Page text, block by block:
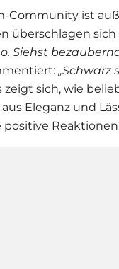
Community ist
überschlagen
Siehst
„Schwarz
zeigt sich, wie
Eleganz und
positive